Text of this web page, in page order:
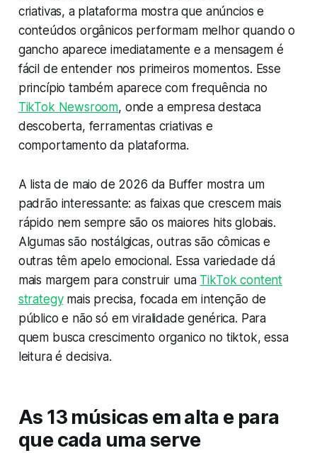
criativas, a plataforma mostra que anúncios e
conteúdos orgânicos performam melhor quando o
gancho aparece imediatamente e a mensagem é
fácil de entender nos primeiros momentos. Esse
princípio também aparece com frequência no
TikTok Newsroom, onde a empresa destaca
descoberta, ferramentas criativas e
comportamento da plataforma.
A lista de maio de 2026 da Buffer mostra um
padrão interessante: as faixas que crescem mais
rápido nem sempre são os maiores hits globais.
Algumas são nostálgicas, outras são cômicas e
outras têm apelo emocional. Essa variedade dá
mais margem para construir uma TikTok content
strategymais precisa, focada em intenção de
público e não só em viralidade genérica. Para
quem busca crescimento organico no tiktok, essa
leitura é decisiva.
As 13 músicas em alta e para
que cada uma serve